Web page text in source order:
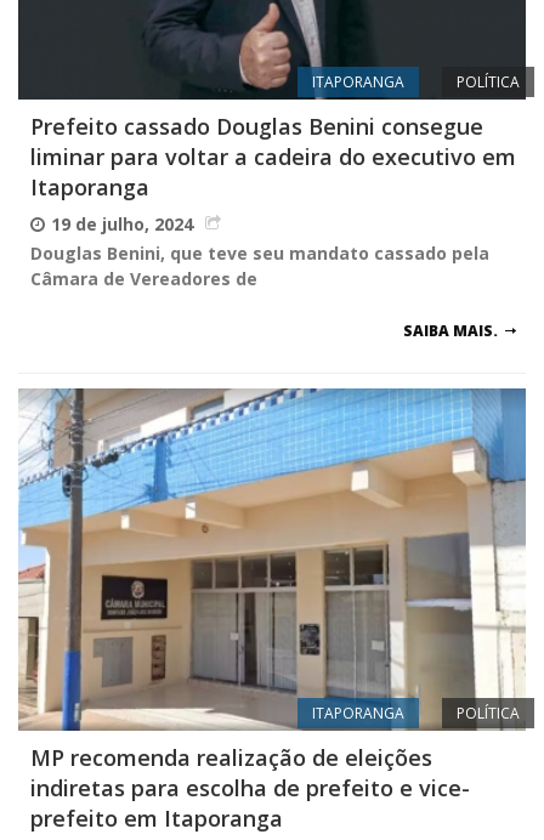
ITAPORANGA POLÍTICA
Prefeito cassado Douglas Benini consegue
liminar para voltar a cadeira do executivo em
Itaporanga
19 de julho, 2024
Douglas Benini, que teve seu mandato cassado pela
Câmara de Vereadores de
SAIBA MAIS.
ITAPORANGA POLÍTICA
MP recomenda realização de eleições
indiretas para escolha de prefeito e vice-
prefeito em Itaporanga